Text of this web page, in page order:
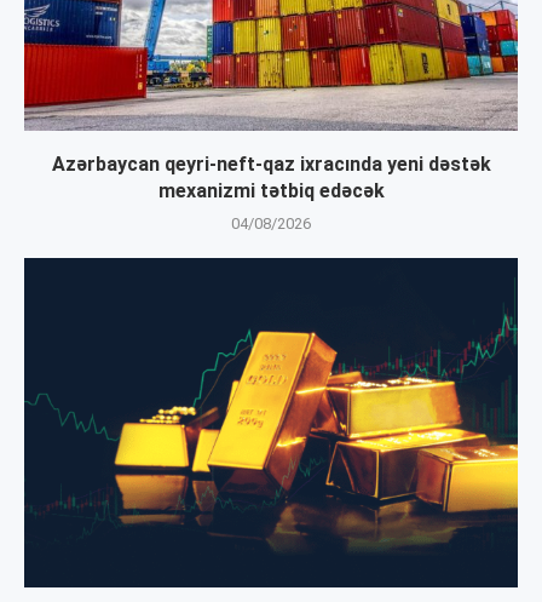
Azərbaycan qeyri-neft-qaz ixracında yeni dəstək
mexanizmi tətbiq edəcək
04/08/2026